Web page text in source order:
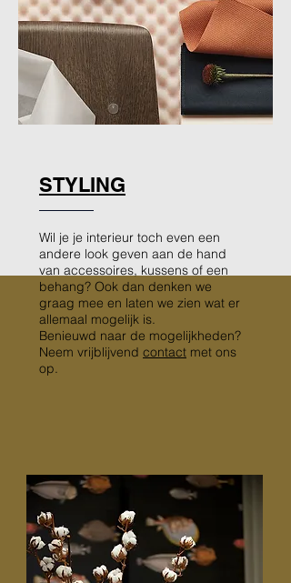
STYLING
Wil je je interieur toch even een
andere look geven aan de hand
van accessoires, kussens of een
behang? Ook dan denken we
graag mee en laten we zien wat er
allemaal mogelijk is.
Benieuwd naar de mogelijkheden?
Neem vrijblijvend contact met ons
op.